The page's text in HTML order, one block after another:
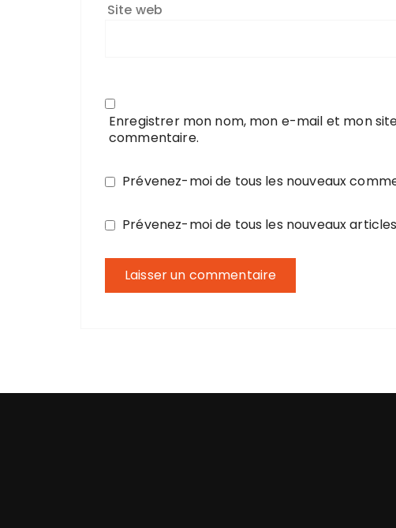
Site web
Enregistrer mon nom, mon e-mail et mon
commentaire.
Prévenez-moi de tous les nouveaux
Prévenez-moi de tous les nouveaux